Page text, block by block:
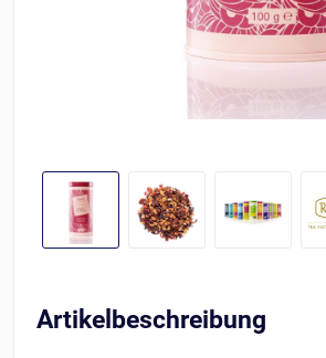
Artikelbeschreibung